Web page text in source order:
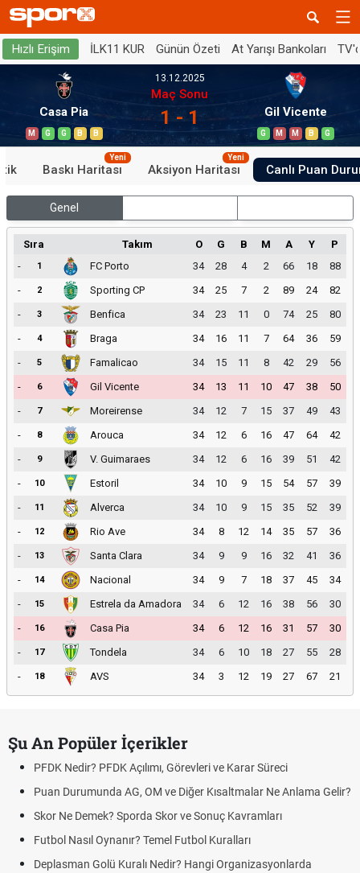
Hızlı Erişim İLK11 KUR Günün Özeti At Yarışı Bankoları
Casa Pia
M G G B B
13.12.2025
Maç Sonu
1 - 1 Gil Vicente
G M M B G
Baskı Haritası
Yeni
Aksiyon Haritası
Yeni
Canlı Puan
Genel
Sıra Takım O G B M A Y
P
-
1 FC Porto 34 28 4 2 66 18
88
-
2 Sporting CP 34 25 7 2 89 24
82
-
3 Benfica 34 23 11 0 74 25
80
-
4 Braga 34 16 11 7 64 36
59
-
5 Famalicao 34 15 11 8 42 29
56
-
6 Gil Vicente 34 13 11 10 47 38
50
-
7 Moreirense 34 12 7 15 37 49
43
-
8 Arouca 34 12 6 16 47 64
42
-
9 V. Guimaraes 34 12 6 16 39 51
42
-
10 Estoril 34 10 9 15 54 57
39
-
11 Alverca 34 10 9 15 35 52
39
-
12 Rio Ave 34 8 12 14 35 57
36
-
13 Santa Clara 34 9 9 16 32 41
36
-
14 Nacional 34 9 7 18 37 45
34
-
15 Estrela da Amadora 34 6 12 16 38 56
30
-
16 Casa Pia 34 6 12 16 31 57
30
-
17 Tondela 34 6 10 18 27 55
28
-
18 AVS 34 3 12 19 27 67 21
Şu An Popüler İçerikler
PFDK Nedir? PFDK Açılımı, Görevleri ve Karar Süreci
Puan Durumunda AG, OM ve Diğer Kısaltmalar Ne Anlama Gelir?
Skor Ne Demek? Sporda Skor ve Sonuç Kavramları
Futbol Nasıl Oynanır? Temel Futbol Kuralları
Deplasman Golü Kuralı Nedir? Hangi Organizasyonlarda